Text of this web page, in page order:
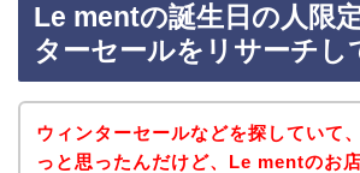
Le mentの誕生日の人限
ターセールをリサーチし
ウィンターセールなどを探していて
っと思ったんだけど、Le mentのお